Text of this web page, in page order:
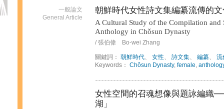
一般論文
General Article
朝鮮時代女性詩文集編纂流傳的
A Cultural Study of the Compilation and
Anthology in Chǒsun Dynasty
/ 張伯偉 Bo-wei Zhang
關鍵詞： 朝鮮時代、 女性、 詩文集、 編纂、 流
Keywords： Chǒsun Dynasty, female,
女性空間的召魂想像與題詠編織
湖」